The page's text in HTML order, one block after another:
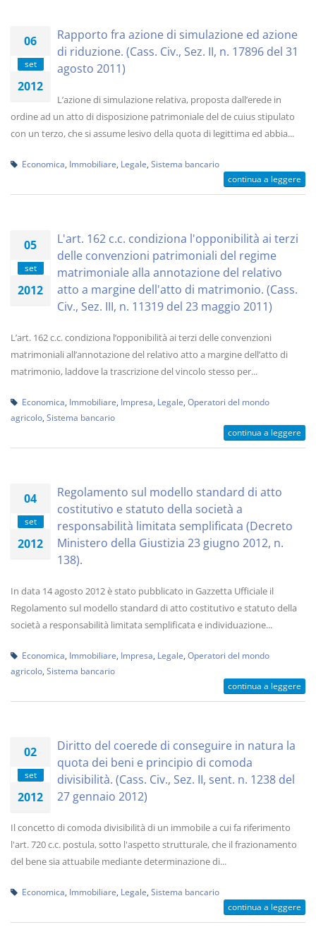
06
set
2012
Rapporto fra azione di simulazione ed azione
di riduzione. (Cass. Civ., Sez. II, n. 17896 del 31
agosto 2011)
L’azione di simulazione relativa, proposta dall’erede in
ordine ad un atto di disposizione patrimoniale del de cuius stipulato
con un terzo, che si assume lesivo della quota di legittima ed abbia...
Economica Immobiliare Legale Sistema bancario
continua a leggere
05
set
2012
L'art. 162 c.c. condiziona l'opponibilità ai terzi
delle convenzioni patrimoniali del regime
matrimoniale alla annotazione del relativo
atto a margine dell'atto di matrimonio. (Cass.
Civ., Sez. III, n. 11319 del 23 maggio 2011)
L’art. 162 c.c. condiziona l’opponibilità ai terzi delle convenzioni
matrimoniali all’annotazione del relativo atto a margine dell’atto di
matrimonio, laddove la trascrizione del vincolo stesso per...
Economica Immobiliare Impresa Legale Operatori del mondo
agricolo Sistema bancario
continua a leggere
04
set
2012
Regolamento sul modello standard di atto
costitutivo e statuto della società a
responsabilità limitata semplificata (Decreto
Ministero della Giustizia 23 giugno 2012, n.
138).
In data 14 agosto 2012 è stato pubblicato in Gazzetta Ufficiale il
Regolamento sul modello standard di atto costitutivo e statuto della
società a responsabilità limitata semplificata e individuazione...
Economica Immobiliare Impresa Legale Operatori del mondo
agricolo Sistema bancario
continua a leggere
02
set
2012
Diritto del coerede di conseguire in natura la
quota dei beni e principio di comoda
divisibilità. (Cass. Civ., Sez. II, sent. n. 1238 del
27 gennaio 2012)
Il concetto di comoda divisibilità di un immobile a cui fa riferimento
l'art. 720 c.c. postula, sotto l'aspetto strutturale, che il frazionamento
del bene sia attuabile mediante determinazione di...
Economica Immobiliare Legale Sistema bancario
continua a leggere